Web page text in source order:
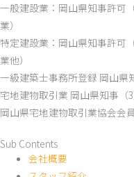
一般建設業：岡山県知事許可
業）
特定建設業：岡山県知事許可
業他）
一級建築士事務所登録 岡山県
宅地建物取引業 岡山県知事（
岡山県宅地建物取引業協会会員
Sub Contents
会社概要